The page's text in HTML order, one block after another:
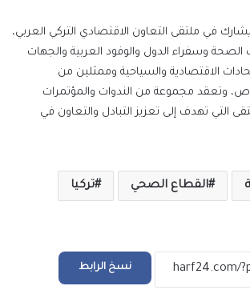
يشارك في ملتقى التعاون الاقتصادي التركي العربي،
وسفراء الدول والوفود العربية والجهات
الاقتصادية والسياحية وممثلين من
وتعقد مجموعة من الندوات والمؤتمرات
التي تهدف إلى تعزيز التبادل والتعاون في
القطاع الصحي تركيا
نسخ الرابط